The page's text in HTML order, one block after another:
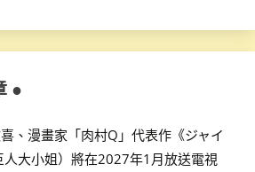
●
、漫畫家「肉村Q」代表作《ジャイ
人大小姐）將在2027年1月放送電視